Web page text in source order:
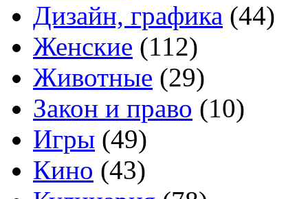
Дизайн, графика (44)
Женские (112)
Животные (29)
Закон и право (10)
Игры (49)
Кино (43)